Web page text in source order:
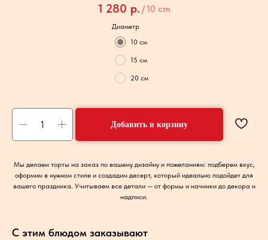
1 280 р. /10 cm
Диаметр
10 см
15 см
20 см
Добавить в корзину
Мы делаем торты на заказ по вашему дизайну и пожеланиям: подберем вкус,
оформим в нужном стиле и создадим десерт, который идеально подойдет для
вашего праздника. Учитываем все детали — от формы и начинки до декора и
надписи.
С этим блюдом заказывают